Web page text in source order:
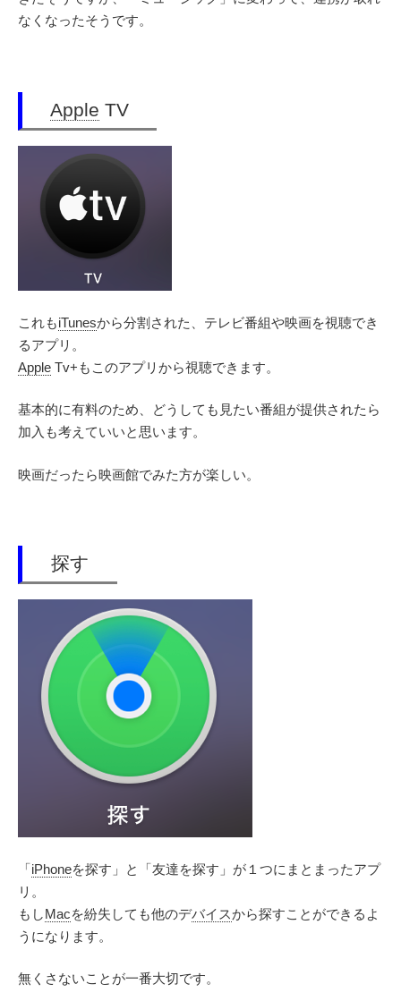
なくなったそうです。
Apple TV
これもiTunesから分割された、テレビ番組や映画を視聴でき
るアプリ。
Apple Tv+もこのアプリから視聴できます。
基本的に有料のため、どうしても見たい番組が提供されたら
加入も考えていいと思います。
映画だったら映画館でみた方が楽しい。
探す
「iPhoneを探す」と「友達を探す」が１つにまとまったアプ
リ。
もしMacを紛失しても他のデバイスから探すことができるよ
うになります。
無くさないことが一番大切です。